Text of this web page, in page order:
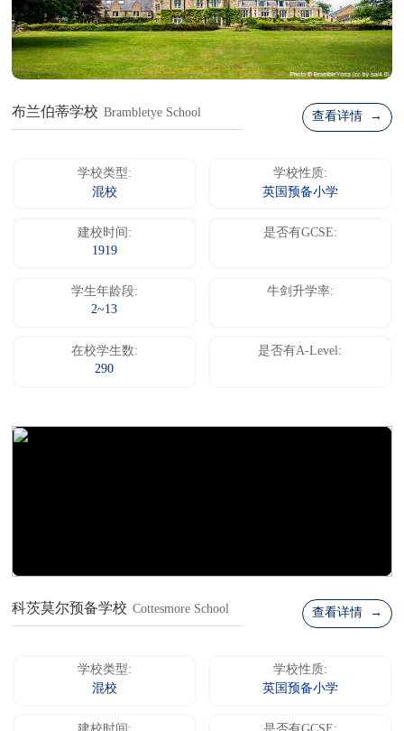
布兰伯蒂学校 Brambletye School 查看详情 →
学校类型:
混校
学校性质:
英国预备小学
建校时间:
1919
是否有GCSE:
学生年龄段:
2~13
牛剑升学率:
在校学生数:
290
是否有A-Level:
科茨莫尔预备学校 Cottesmore School 查看详情 →
学校类型:
混校
学校性质:
英国预备小学